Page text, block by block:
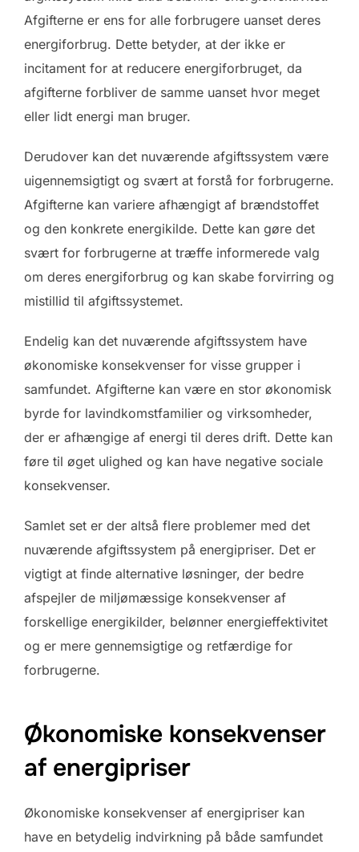
Afgifterne er ens for alle forbrugere uanset deres
energiforbrug. Dette betyder, at der ikke er
incitament for at reducere energiforbruget, da
afgifterne forbliver de samme uanset hvor meget
eller lidt energi man bruger.
Derudover kan det nuværende afgiftssystem være
uigennemsigtigt og svært at forstå for forbrugerne.
Afgifterne kan variere afhængigt af brændstoffet
og den konkrete energikilde. Dette kan gøre det
svært for forbrugerne at træffe informerede valg
om deres energiforbrug og kan skabe forvirring og
mistillid til afgiftssystemet.
Endelig kan det nuværende afgiftssystem have
økonomiske konsekvenser for visse grupper i
samfundet. Afgifterne kan være en stor økonomisk
byrde for lavindkomstfamilier og virksomheder,
der er afhængige af energi til deres drift. Dette kan
føre til øget ulighed og kan have negative sociale
konsekvenser.
Samlet set er der altså flere problemer med det
nuværende afgiftssystem på energipriser. Det er
vigtigt at finde alternative løsninger, der bedre
afspejler de miljømæssige konsekvenser af
forskellige energikilder, belønner energieffektivitet
og er mere gennemsigtige og retfærdige for
forbrugerne.
Økonomiske konsekvenser
af energipriser
Økonomiske konsekvenser af energipriser kan
have en betydelig indvirkning på både samfundet